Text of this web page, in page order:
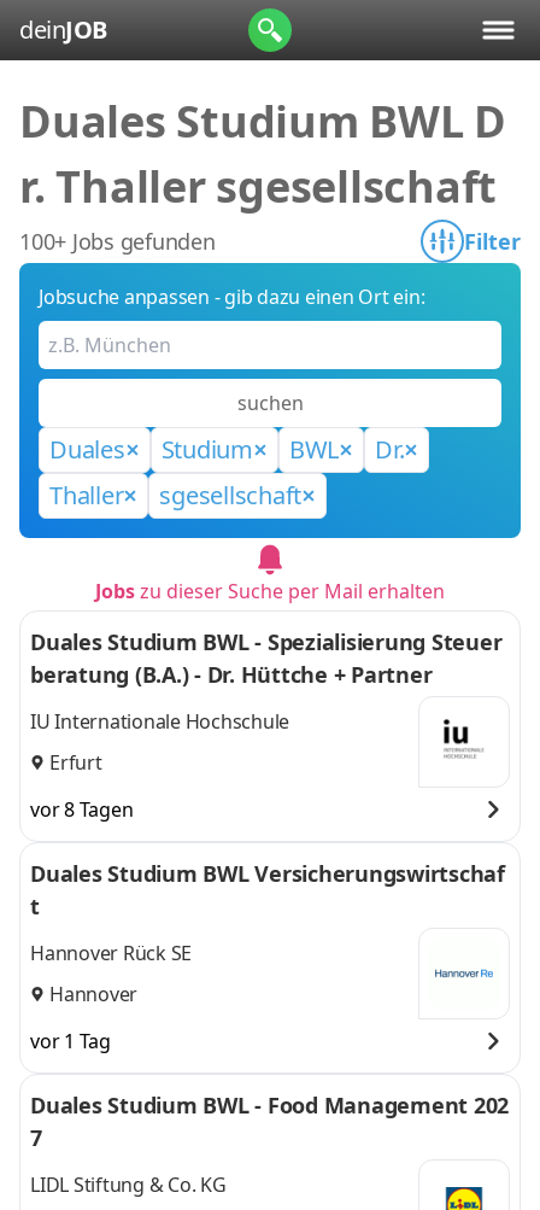
deinJOB
Duales Studium BWL D
r. Thaller sgesellschaft
100+ Jobs gefunden Filter
Jobsuche anpassen - gib dazu einen Ort ein:
suchen
Duales Studium BWL
Dr.
Thaller
sgesellschaft
Jobszu dieser Suche per Mail erhalten
Duales Studium BWL - Spezialisierung Steuer
beratung (B.A.) - Dr. Hüttche + Partner
IU Internationale Hochschule
Erfurt
vor 8 Tagen
Duales Studium BWL Versicherungswirtschaf
t
Hannover Rück SE
Hannover
vor 1 Tag
Duales Studium BWL - Food Management 202
7
LIDL Stiftung & Co. KG